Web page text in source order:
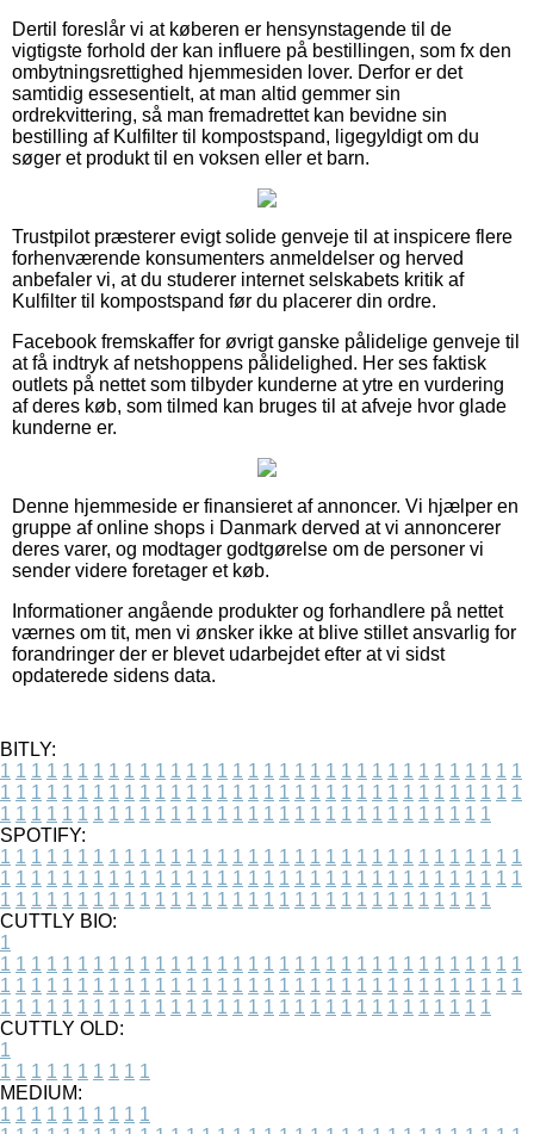
Dertil foreslår vi at køberen er hensynstagende til de
vigtigste forhold der kan influere på bestillingen, som fx den
ombytningsrettighed hjemmesiden lover. Derfor er det
samtidig essesentielt, at man altid gemmer sin
ordrekvittering, så man fremadrettet kan bevidne sin
bestilling af Kulfilter til kompostspand, ligegyldigt om du
søger et produkt til en voksen eller et barn.
Trustpilot præsterer evigt solide genveje til at inspicere flere
forhenværende konsumenters anmeldelser og herved
anbefaler vi, at du studerer internet selskabets kritik af
Kulfilter til kompostspand før du placerer din ordre.
Facebook fremskaffer for øvrigt ganske pålidelige genveje til
at få indtryk af netshoppens pålidelighed. Her ses faktisk
outlets på nettet som tilbyder kunderne at ytre en vurdering
af deres køb, som tilmed kan bruges til at afveje hvor glade
kunderne er.
Denne hjemmeside er finansieret af annoncer. Vi hjælper en
gruppe af online shops i Danmark derved at vi annoncerer
deres varer, og modtager godtgørelse om de personer vi
sender videre foretager et køb.
Informationer angående produkter og forhandlere på nettet
værnes om tit, men vi ønsker ikke at blive stillet ansvarlig for
forandringer der er blevet udarbejdet efter at vi sidst
opdaterede sidens data.
BITLY:
1 1 1 1 1 1 1 1 1 1 1 1 1 1 1 1 1 1 1 1 1 1 1 1 1 1 1 1 1 1 1 1 1 1
1 1 1 1 1 1 1 1 1 1 1 1 1 1 1 1 1 1 1 1 1 1 1 1 1 1 1 1 1 1 1 1 1 1
1 1 1 1 1 1 1 1 1 1 1 1 1 1 1 1 1 1 1 1 1 1 1 1 1 1 1 1 1 1 1 1
SPOTIFY:
1 1 1 1 1 1 1 1 1 1 1 1 1 1 1 1 1 1 1 1 1 1 1 1 1 1 1 1 1 1 1 1 1 1
1 1 1 1 1 1 1 1 1 1 1 1 1 1 1 1 1 1 1 1 1 1 1 1 1 1 1 1 1 1 1 1 1 1
1 1 1 1 1 1 1 1 1 1 1 1 1 1 1 1 1 1 1 1 1 1 1 1 1 1 1 1 1 1 1 1
CUTTLY BIO:
1
1 1 1 1 1 1 1 1 1 1 1 1 1 1 1 1 1 1 1 1 1 1 1 1 1 1 1 1 1 1 1 1 1 1
1 1 1 1 1 1 1 1 1 1 1 1 1 1 1 1 1 1 1 1 1 1 1 1 1 1 1 1 1 1 1 1 1 1
1 1 1 1 1 1 1 1 1 1 1 1 1 1 1 1 1 1 1 1 1 1 1 1 1 1 1 1 1 1 1 1
CUTTLY OLD:
1
1 1 1 1 1 1 1 1 1 1
MEDIUM:
1 1 1 1 1 1 1 1 1 1